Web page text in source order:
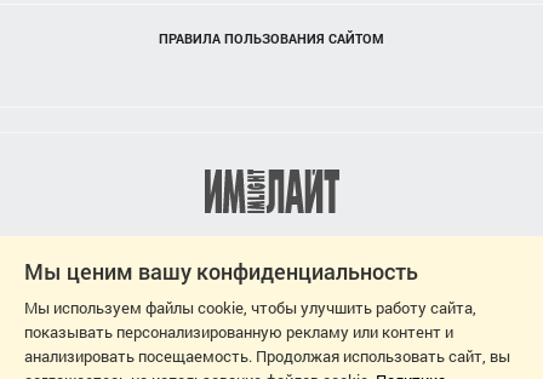
ПРАВИЛА ПОЛЬЗОВАНИЯ САЙТОМ
Мы ценим вашу конфиденциальность
Мы используем файлы cookie, чтобы улучшить работу сайта,
показывать персонализированную рекламу или контент и
анализировать посещаемость. Продолжая использовать сайт, вы